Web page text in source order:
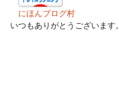
にほんブログ村
いつもありがとうございます。